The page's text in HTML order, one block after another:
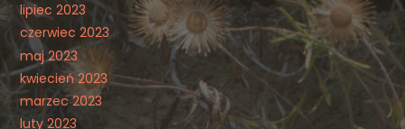
lipiec 2023
czerwiec 2023
maj 2023
kwiecień 2023
marzec 2023
luty 2023